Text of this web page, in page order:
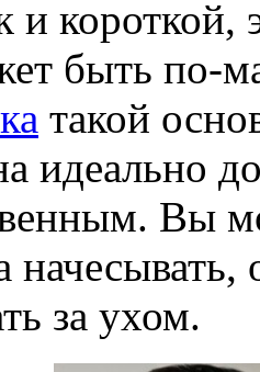
и короткой,
быть по-
такой
идеально
Вы
за ухом.